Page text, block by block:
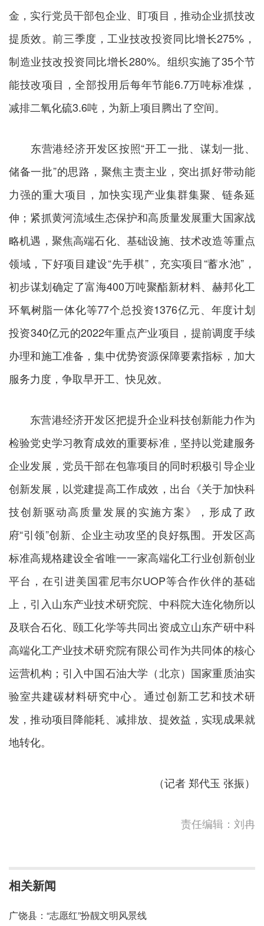
金，实行党员干部包企业、盯项目，推动企业抓技改
提质效。前三季度，工业技改投资同比增长275%，
制造业技改投资同比增长280%。组织实施了35个节
能技改项目，全部投用后每年节能6.7万吨标准煤，
减排二氧化硫3.6吨，为新上项目腾出了空间。
东营港经济开发区按照“开工一批、谋划一批、
储备一批”的思路，聚焦主责主业，突出抓好带动能
力强的重大项目，加快实现产业集群集聚、链条延
伸；紧抓黄河流域生态保护和高质量发展重大国家战
略机遇，聚焦高端石化、基础设施、技术改造等重点
领域，下好项目建设“先手棋”，充实项目“蓄水池”，
初步谋划确定了富海400万吨聚酯新材料、赫邦化工
环氧树脂一体化等77个总投资1376亿元、年度计划
投资340亿元的2022年重点产业项目，提前调度手续
办理和施工准备，集中优势资源保障要素指标，加大
服务力度，争取早开工、快见效。
东营港经济开发区把提升企业科技创新能力作为
检验党史学习教育成效的重要标准，坚持以党建服务
企业发展，党员干部在包靠项目的同时积极引导企业
创新发展，以党建提高工作成效，出台《关于加快科
技创新驱动高质量发展的实施方案》，形成了政
府“引领”创新、企业主动攻坚的良好氛围。开发区高
标准高规格建设全省唯一一家高端化工行业创新创业
平台，在引进美国霍尼韦尔UOP等合作伙伴的基础
上，引入山东产业技术研究院、中科院大连化物所以
及联合石化、颐工化学等共同出资成立山东产研中科
高端化工产业技术研究院有限公司作为共同体的核心
运营机构；引入中国石油大学（北京）国家重质油实
验室共建碳材料研究中心。通过创新工艺和技术研
发，推动项目降能耗、减排放、提效益，实现成果就
地转化。
（记者 郑代玉 张振）
责任编辑：刘冉
相关新闻
广饶县：“志愿红”扮靓文明风景线